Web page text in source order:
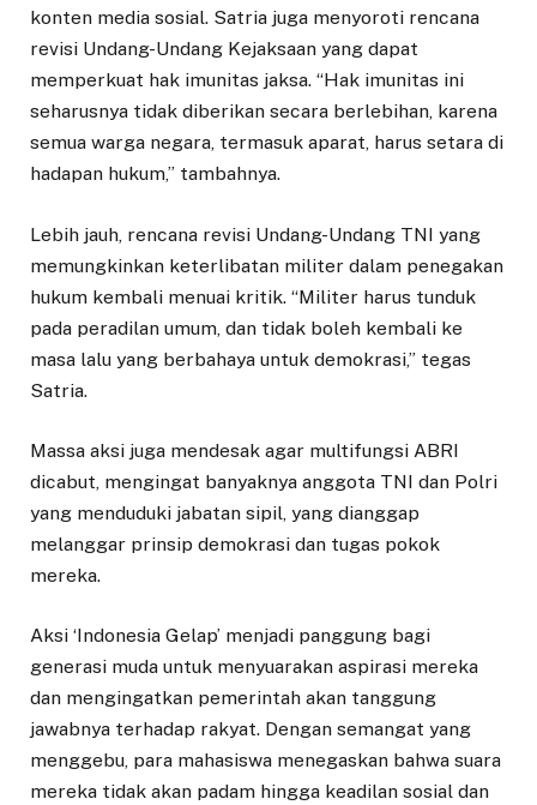
konten media sosial. Satria juga menyoroti rencana
revisi Undang-Undang Kejaksaan yang dapat
memperkuat hak imunitas jaksa. “Hak imunitas ini
seharusnya tidak diberikan secara berlebihan, karena
semua warga negara, termasuk aparat, harus setara di
hadapan hukum,” tambahnya.
Lebih jauh, rencana revisi Undang-Undang TNI yang
memungkinkan keterlibatan militer dalam penegakan
hukum kembali menuai kritik. “Militer harus tunduk
pada peradilan umum, dan tidak boleh kembali ke
masa lalu yang berbahaya untuk demokrasi,” tegas
Satria.
Massa aksi juga mendesak agar multifungsi ABRI
dicabut, mengingat banyaknya anggota TNI dan Polri
yang menduduki jabatan sipil, yang dianggap
melanggar prinsip demokrasi dan tugas pokok
mereka.
Aksi ‘Indonesia Gelap’ menjadi panggung bagi
generasi muda untuk menyuarakan aspirasi mereka
dan mengingatkan pemerintah akan tanggung
jawabnya terhadap rakyat. Dengan semangat yang
menggebu, para mahasiswa menegaskan bahwa suara
mereka tidak akan padam hingga keadilan sosial dan